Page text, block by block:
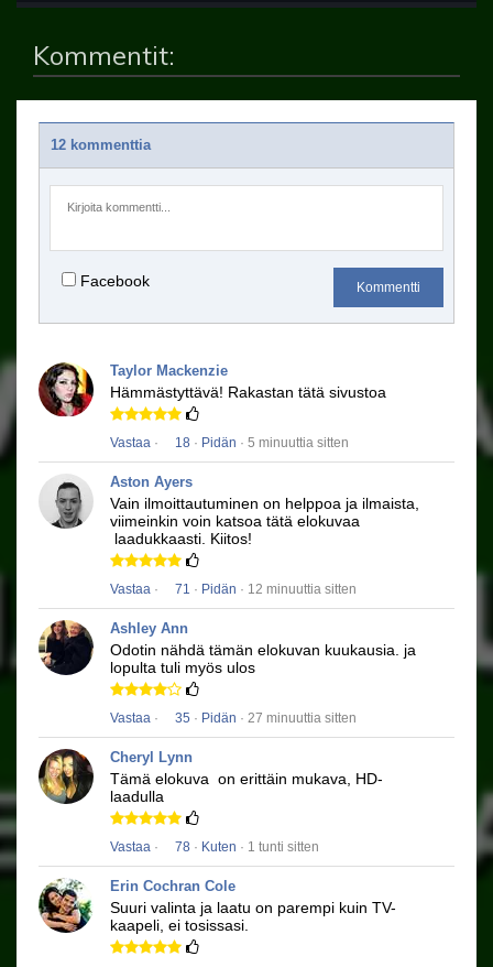
Kommentit:
12 kommenttia
Facebook Kommentti
Taylor Mackenzie
Hämmästyttävä! Rakastan tätä sivustoa
Vastaa · 18 · Pidän · 5 minuuttia sitten
Aston Ayers
Vain ilmoittautuminen on helppoa ja ilmaista,
viimeinkin voin katsoa tätä elokuvaa
laadukkaasti. Kiitos!
Vastaa · 71 · Pidän · 12 minuuttia sitten
Ashley Ann
Odotin nähdä tämän elokuvan kuukausia. ja
lopulta tuli myös ulos
Vastaa · 35 · Pidän · 27 minuuttia sitten
Cheryl Lynn
Tämä elokuva on erittäin mukava, HD-
laadulla
Vastaa · 78 · Kuten · 1 tunti sitten
Erin Cochran Cole
Suuri valinta ja laatu on parempi kuin TV-
kaapeli, ei tosissasi.